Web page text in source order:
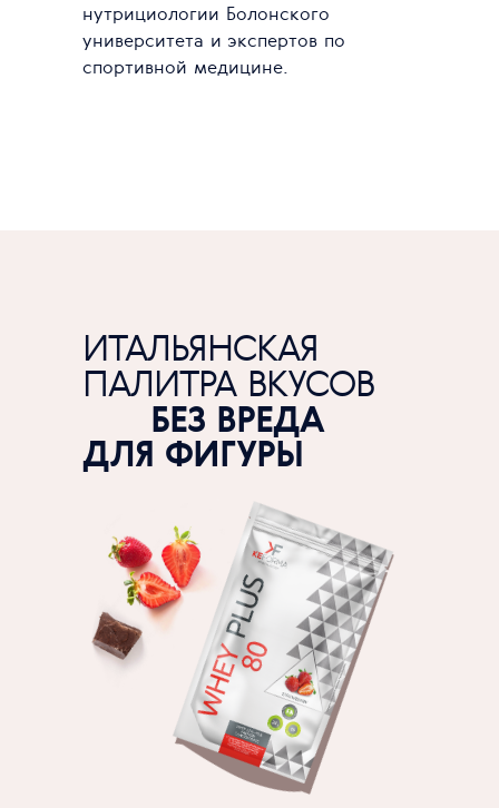
нутрициологии Болонского
университета и экспертов по
спортивной медицине.
ИТАЛЬЯНСКАЯ
ПАЛИТРА ВКУСОВ
БЕЗ ВРЕДА
ДЛЯ ФИГУРЫ